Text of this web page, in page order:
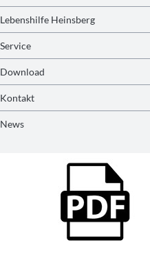
Lebenshilfe Heinsberg
Service
Download
Kontakt
News